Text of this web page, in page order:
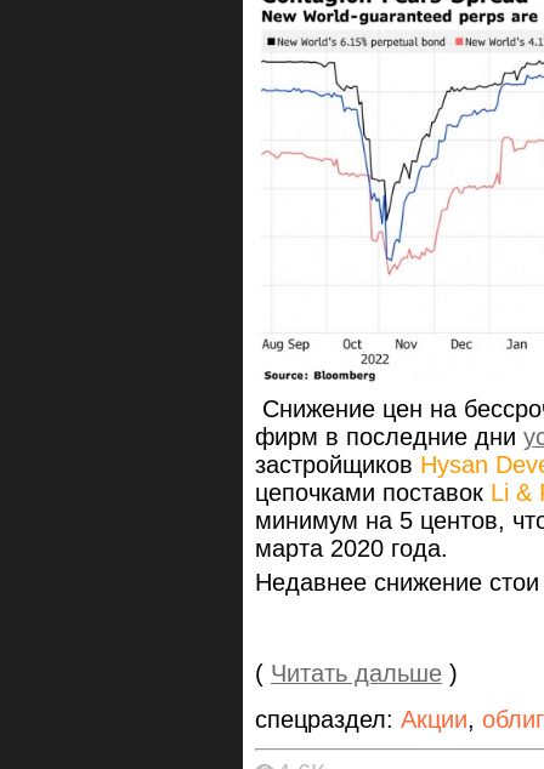
Снижение цен на
фирм в последние дни
застройщиков Hysan
цепочками поставок Li &
минимум на 5 центов,
марта 2020 года.
Недавнее снижение стои
( Читать дальше )
спецраздел: Акции,